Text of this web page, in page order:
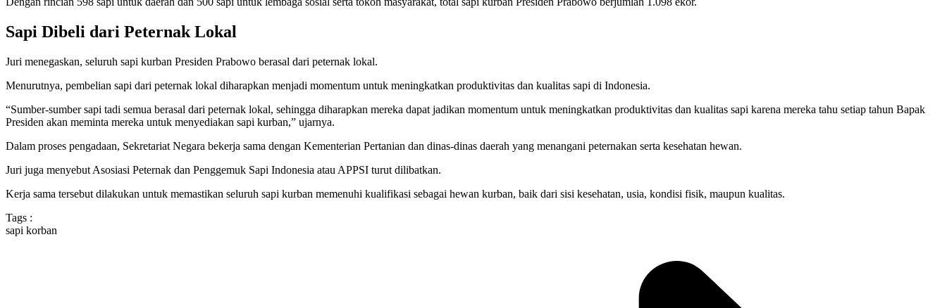
Sapi Dibeli dari Peternak Lokal
Juri menegaskan, seluruh sapi kurban Presiden Prabowo berasal dari peternak lokal.
Menurutnya, pembelian sapi dari peternak lokal diharapkan menjadi momentum untuk meningkatkan produktivitas dan kualitas sapi di Indonesia.
“Sumber-sumber sapi tadi semua berasal dari peternak lokal, sehingga diharapkan mereka dapat jadikan momentum untuk meningkatkan produktivitas dan kualitas sapi karena mereka tahu setiap tahun Bapak
Presiden akan meminta mereka untuk menyediakan sapi kurban,” ujarnya.
Dalam proses pengadaan, Sekretariat Negara bekerja sama dengan Kementerian Pertanian dan dinas-dinas daerah yang menangani peternakan serta kesehatan hewan.
Juri juga menyebut Asosiasi Peternak dan Penggemuk Sapi Indonesia atau APPSI turut dilibatkan.
Kerja sama tersebut dilakukan untuk memastikan seluruh sapi kurban memenuhi kualifikasi sebagai hewan kurban, baik dari sisi kesehatan, usia, kondisi fisik, maupun kualitas.
Tags :
sapi korban